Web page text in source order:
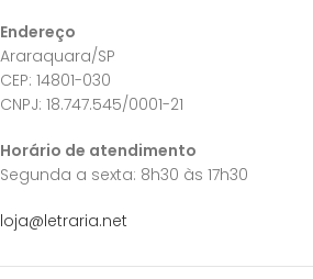
Endereço
Araraquara/SP
CEP: 14801-030
CNPJ: 18.747.545/0001-21
Horário de atendimento
Segunda a sexta: 8h30 às 17h30
loja@letraria.net